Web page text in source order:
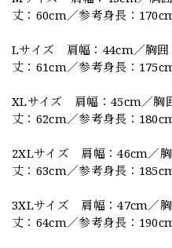
丈：60cm／参考身長：
Lサイズ 肩幅：44cm／胸囲
丈：61cm／参考身長：
XLサイズ 肩幅：45cm／胸
丈：62cm／参考身長：
2XLサイズ 肩幅：46cm／
丈：63cm／参考身長：
3XLサイズ 肩幅：47cm／
丈：64cm／参考身長：